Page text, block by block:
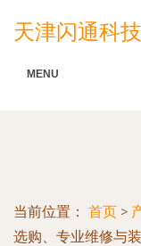
天津闪通科
MENU
当前位置： 首页 >
选购、专业维修与